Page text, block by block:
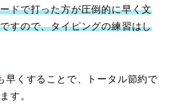
ドで打った方が圧倒的に早く文
すので、タイピングの練習はし
早くすることで、トータル節約で
す。